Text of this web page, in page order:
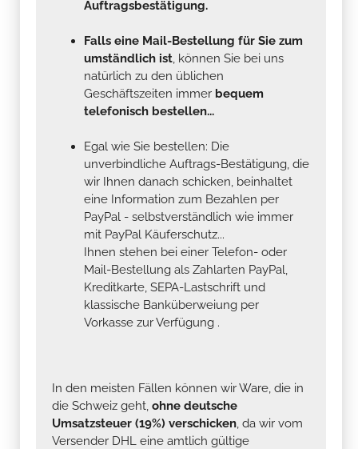
Auftragsbestätigung.
Falls eine Mail-Bestellung für Sie zum
umständlich ist , können Sie bei uns
natürlich zu den üblichen
Geschäftszeiten immer bequem
telefonisch bestellen...
Egal wie Sie bestellen: Die
unverbindliche Auftrags-Bestätigung, die
wir Ihnen danach schicken, beinhaltet
eine Information zum Bezahlen per
PayPal - selbstverständlich wie immer
mit PayPal Käuferschutz...
Ihnen stehen bei einer Telefon- oder
Mail-Bestellung als Zahlarten PayPal,
Kreditkarte, SEPA-Lastschrift und
klassische Banküberweiung per
Vorkasse zur Verfügung .
In den meisten Fällen können wir Ware, die in
die Schweiz geht, ohne deutsche
Umsatzsteuer (19%) verschicken , da wir vom
Versender DHL eine amtlich gültige